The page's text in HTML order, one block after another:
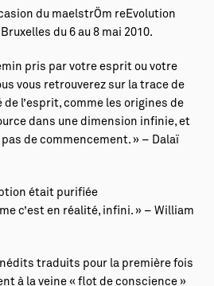
du maelstrÖm reEvolution
du 6 au 8 mai 2010.
pris par votre esprit ou votre
vous retrouverez sur la trace de
de l’esprit, comme les origines de
dans une dimension infinie, et
pas de commencement. » – Dalaï
était purifiée
c’est en réalité, infini. » – William
traduits pour la première fois
à la veine « flot de conscience »